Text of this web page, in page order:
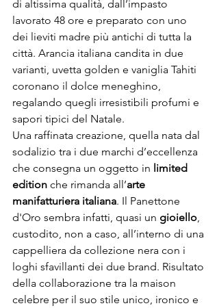
di altissima qualità, dall’impasto
lavorato 48 ore e preparato con uno
dei lieviti madre più antichi di tutta la
città. Arancia italiana candita in due
varianti, uvetta golden e vaniglia Tahiti
coronano il dolce meneghino,
regalando quegli irresistibili profumi e
sapori tipici del Natale.
Una raffinata creazione, quella nata dal
sodalizio tra i due marchi d’eccellenza
che consegna un oggetto in limited
edition che rimanda all’arte
manifatturiera italiana. Il Panettone
d'Oro sembra infatti, quasi un gioiello
custodito, non a caso, all’interno di una
cappelliera da collezione nera con i
loghi sfavillanti dei due brand. Risultato
della collaborazione tra la maison
celebre per il suo stile unico, ironico e